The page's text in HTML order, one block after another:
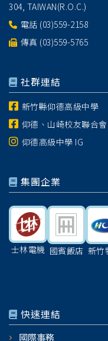
304, TAIWAN(R.O.C.)
電話 (03)559-2158
傳真 (03)559-5765
社群連結
新竹縣仰德高級中學
仰德、山崎校友聯合會
仰德高級中學 IG
集團企業
士林電機 國賓飯店 新竹
快速連結
國際事務